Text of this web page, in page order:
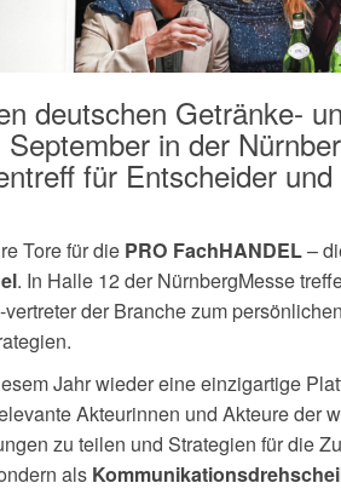
deutschen Getränke-
in der
für Entscheider und
Tore für die PRO FachHANDEL–
. In Halle 12 der NürnbergMesse
der Branche zum
Jahr wieder eine einzigartige
Akteurinnen und Akteure der
zu teilen und Strategien für die
als